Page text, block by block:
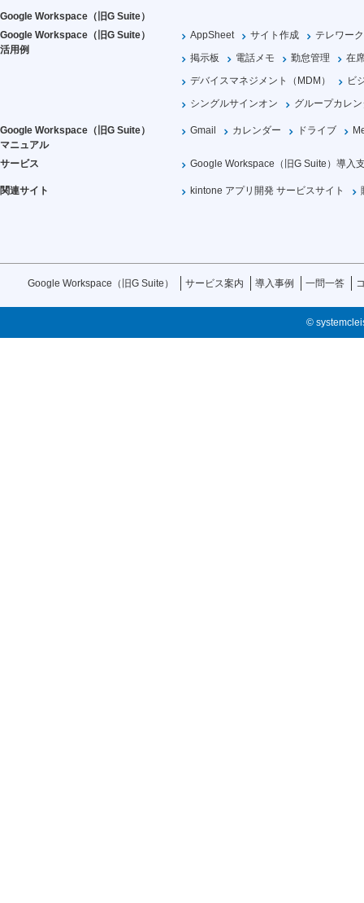
Google Workspace（旧G Suite）
Google Workspace（旧G Suite）
活用例
AppSheet サイト作成
テレワーク
掲示板
電話メモ 勤怠管理
在
デバイスマネジメント（MDM）
ビ
シングルサインオン
グループカレ
Google Workspace（旧G Suite）
マニュアル
Gmail カレンダー ドライブ
サービス Google Workspace（旧G Suite）導入
関連サイト kintone アプリ開発 サービスサイト
Google Workspace（旧G Suite） サービス案内 導入事例 一問一答
©